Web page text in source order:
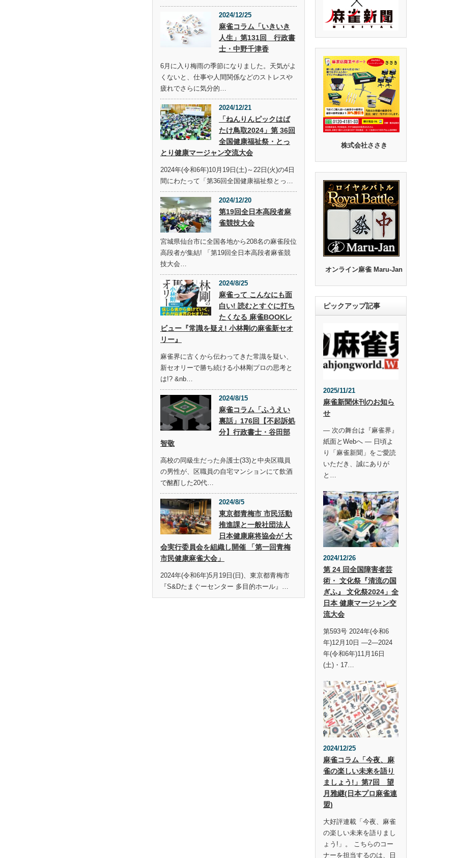
2024/12/25
麻雀コラム「いきいき
人生」第131回 行政書
士・中野千津香
6月に入り梅雨の季節になりました。天気がよ
くないと、仕事や人間関係などのストレスや
疲れでさらに気分的…
2024/12/21
「ねんりんピックはば
たけ鳥取2024」第 36回
全国健康福祉祭・とっ
とり健康マージャン交流大会
2024年(令和6年)10月19日(土)～22日(火)の4日
間にわたって「第36回全国健康福祉祭とっ…
2024/12/20
第19回全日本高段者麻
雀競技大会
宮城県仙台市に全国各地から208名の麻雀段位
高段者が集結! 「第19回全日本高段者麻雀競
技大会…
2024/8/25
麻雀って こんなにも面
白い! 読むとすぐに打ち
たくなる 麻雀BOOKレ
ビュー『常識を疑え! 小林剛の麻雀新セオ
リー』
麻雀界に古くから伝わってきた常識を疑い、
新セオリーで勝ち続ける小林剛プロの思考と
は!? &nb…
2024/8/15
麻雀コラム「ふうえい
裏話」176回【不起訴処
分】行政書士・谷田部
智敬
高校の同級生だった弁護士(33)と中央区職員
の男性が、区職員の自宅マンションにて飲酒
で酩酊した20代…
2024/8/5
東京都青梅市 市民活動
推進課と一般社団法人
日本健康麻将協会が 大
会実行委員会を組織し開催 「第一回青梅
市民健康麻雀大会」
2024年(令和6年)5月19日(日)、東京都青梅市
『S&Dたまぐーセンター 多目的ホール』…
株式会社ささき
オンライン麻雀 Maru-Jan
ピックアップ記事
2025/11/21
麻雀新聞休刊のお知ら
せ
― 次の舞台は『麻雀界』
紙面とWebへ ― 日頃よ
り「麻雀新聞」をご愛読
いただき、誠にありが
と…
2024/12/26
第 24 回全国障害者芸
術・ 文化祭『清流の国
ぎふ』 文化祭2024」全
日本 健康マージャン交
流大会
第593号 2024年(令和6
年)12月10日 —2—2024
年(令和6年)11月16日
(土)・17…
2024/12/25
麻雀コラム「今夜、麻
雀の楽しい未来を語り
ましょう!」第7回 望
月雅継(日本プロ麻雀連
盟)
大好評連載「今夜、麻雀
の楽しい未来を語りまし
ょう!」。 こちらのコー
ナーを担当するのは、日